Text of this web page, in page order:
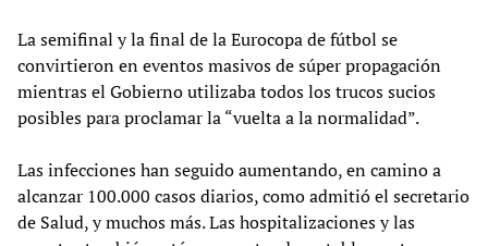
La semifinal y la final de la Eurocopa de fútbol se
convirtieron en eventos masivos de súper propagación
mientras el Gobierno utilizaba todos los trucos sucios
posibles para proclamar la “vuelta a la normalidad”.
Las infecciones han seguido aumentando, en camino a
alcanzar 100.000 casos diarios, como admitió el secretario
de Salud, y muchos más. Las hospitalizaciones y las